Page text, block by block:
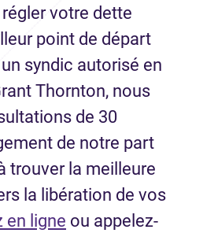
votre dette
point de départ
syndic autorisé en
Thornton, nous
de 30
de notre part
trouver la meilleure
la libération de vos
en ligne ou appelez-